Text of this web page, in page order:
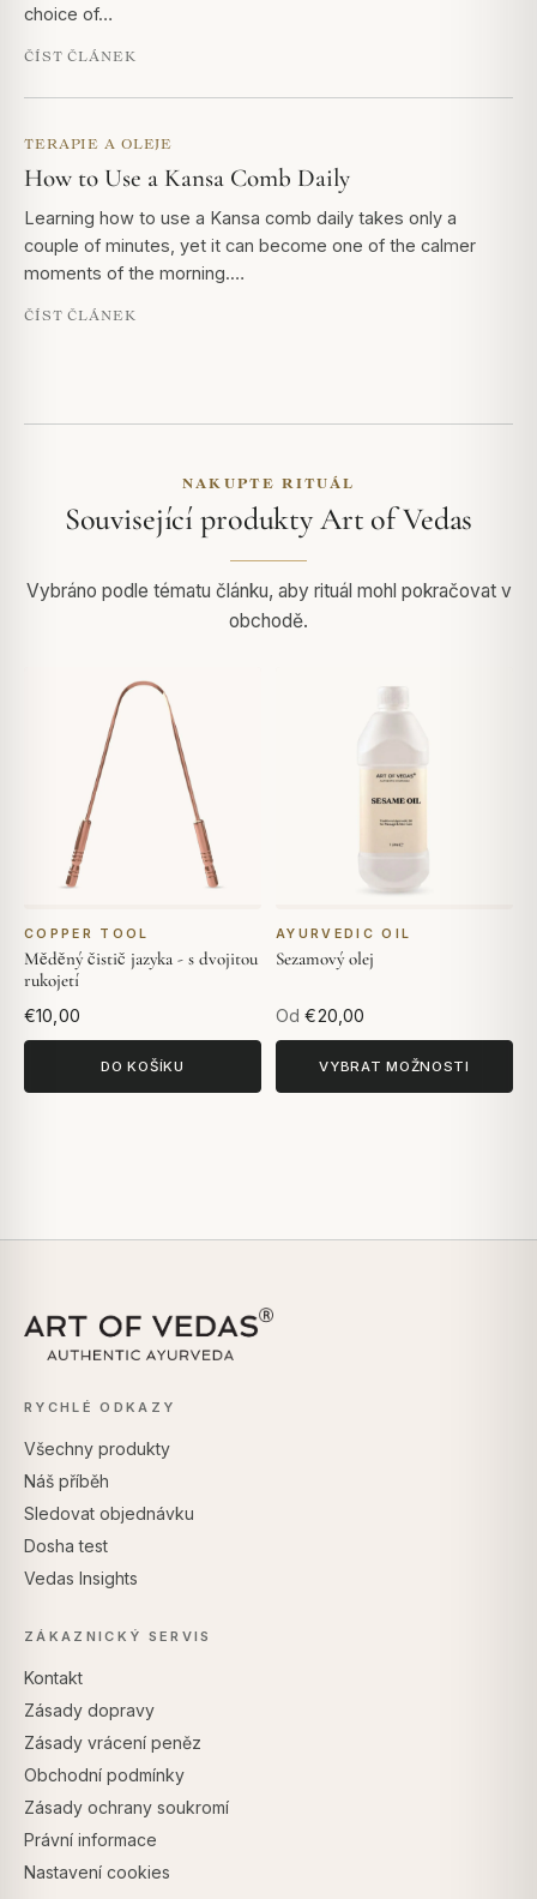
choice of…
ČÍST ČLÁNEK
TERAPIE A OLEJE
How to Use a Kansa Comb Daily
Learning how to use a Kansa comb daily takes only a
couple of minutes, yet it can become one of the calmer
moments of the morning.…
ČÍST ČLÁNEK
NAKUPTE RITUÁL
Související produkty Art of Vedas
Vybráno podle tématu článku, aby rituál mohl pokračovat v
obchodě.
COPPER TOOL
Měděný čistič jazyka - s dvojitou
rukojetí
€10,00
DO KOŠÍKU
AYURVEDIC OIL
Sezamový olej
Od €20,00
VYBRAT MOŽNOSTI
RYCHLÉ ODKAZY
Všechny produkty
Náš příběh
Sledovat objednávku
Dosha test
Vedas Insights
ZÁKAZNICKÝ SERVIS
Kontakt
Zásady dopravy
Zásady vrácení peněz
Obchodní podmínky
Zásady ochrany soukromí
Právní informace
Nastavení cookies